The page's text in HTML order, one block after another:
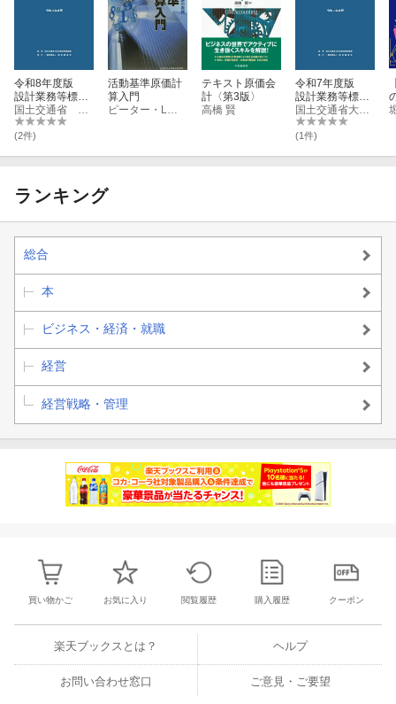
令和8年度版
設計業務等標準
積算基準書
(2件)
活動基準原価計
算入門
テキスト原価会
計〈第3版〉
高橋 賢
令和7年度版
設計業務等標準
積算基準書
(1件)
ランキング
総合
本
ビジネス・経済・就職
経営
経営戦略・管理
買い物かご お気に入り 閲覧履歴 購入履歴 クーポン
楽天ブックスとは？ ヘルプ
お問い合わせ窓口 ご意見・ご要望